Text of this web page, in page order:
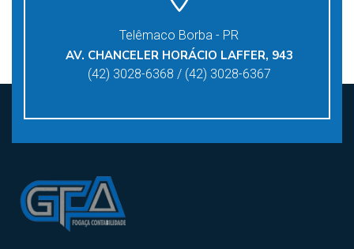
Telêmaco Borba - PR
AV. CHANCELER HORÁCIO LAFFER, 943
(42) 3028-6368 / (42) 3028-6367